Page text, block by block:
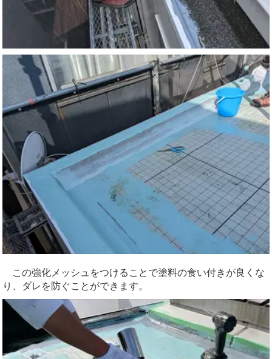
この強化メッシュをつけることで塗料の食い付きが良くな
り、ダレを防ぐことができます。